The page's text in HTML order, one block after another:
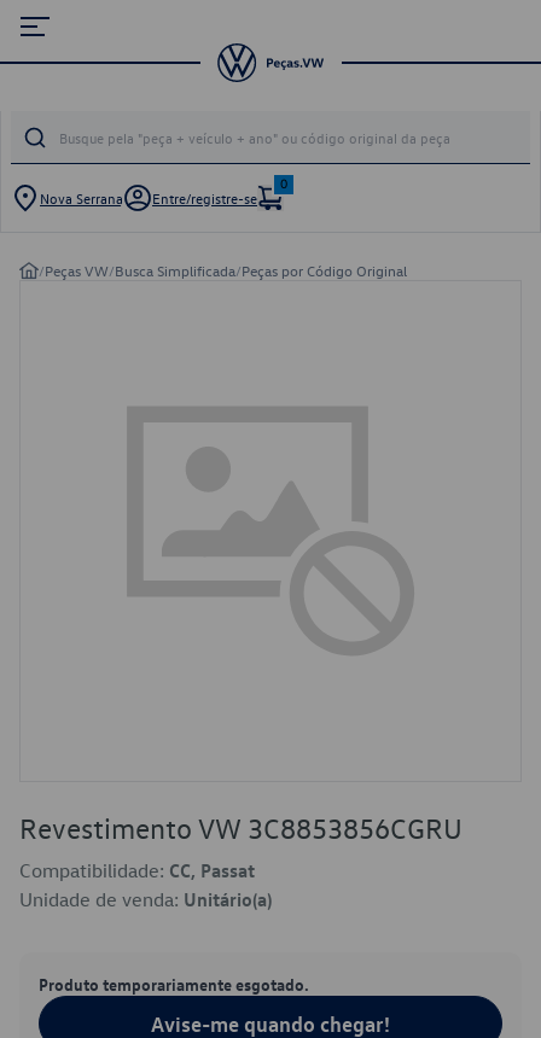
Nova Serrana Entre/registre-se
0
/Peças VW/Busca Simplificada/Peças por Código Original
Revestimento VW 3C8853856CGRU
Compatibilidade: CC, Passat
Unidade de venda: Unitário(a)
Produto temporariamente esgotado.
Avise-me quando chegar!